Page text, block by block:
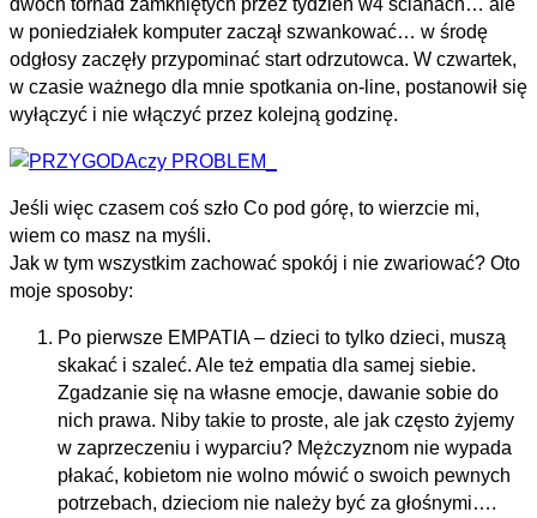
w poniedziałek komputer zaczął szwankować… w środę
odgłosy zaczęły przypominać start odrzutowca. W czwartek,
w czasie ważnego dla mnie spotkania on-line, postanowił się
wyłączyć i nie włączyć przez kolejną godzinę.
Jeśli więc czasem coś szło Co pod górę, to wierzcie mi,
wiem co masz na myśli.
Jak w tym wszystkim zachować spokój i nie zwariować? Oto
moje sposoby:
Po pierwsze EMPATIA – dzieci to tylko dzieci, muszą
skakać i szaleć. Ale też empatia dla samej siebie.
Zgadzanie się na własne emocje, dawanie sobie do
nich prawa. Niby takie to proste, ale jak często żyjemy
w zaprzeczeniu i wyparciu? Mężczyznom nie wypada
płakać, kobietom nie wolno mówić o swoich pewnych
potrzebach, dzieciom nie należy być za głośnymi….